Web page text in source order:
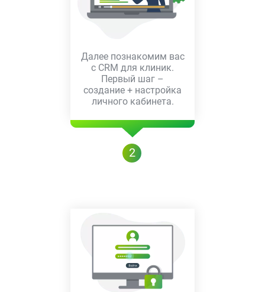
Далее познакомим вас
с CRM для клиник.
Первый шаг –
создание + настройка
личного кабинета.
2